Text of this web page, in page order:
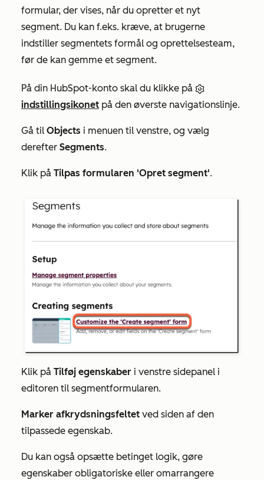
formular, der vises, når du opretter et nyt
segment. Du kan f.eks. kræve, at brugerne
indstiller segmentets formål og oprettelsesteam,
før de kan gemme et segment.
På din HubSpot-konto skal du klikke på
indstillingsikonet på den øverste navigationslinje.
Gå til Objects i menuen til venstre, og vælg
derefter Segments.
Klik på Tilpas formularen 'Opret segment'.
Klik på Tilføj egenskaber i venstre sidepanel i
editoren til segmentformularen.
Marker afkrydsningsfeltet ved siden af den
tilpassede egenskab.
Du kan også opsætte betinget logik, gøre
egenskaber obligatoriske eller omarrangere